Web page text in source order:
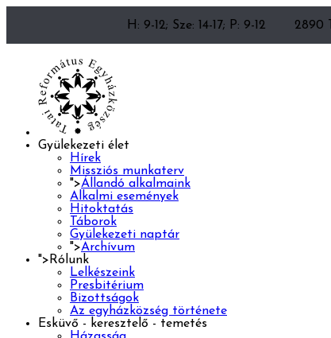
H: 9-12; Sze: 14-17; P: 9-12 2890
Gyülekezeti élet
Hírek
Missziós munkaterv
">Állandó alkalmaink
Alkalmi események
Hitoktatás
Táborok
Gyülekezeti naptár
">Archívum
"> Rólunk
Lelkészeink
Presbitérium
Bizottságok
Az egyházközség története
Esküvő - keresztelő - temetés